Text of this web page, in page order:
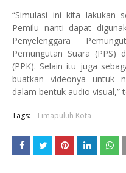
“Simulasi ini kita lakukan
Pemilu nanti dapat
Penyelenggara
Pemungutan Suara (PPS)
(PPK). Selain itu juga
buatkan videonya untuk
dalam bentuk audio visual,”
Tags: Limapuluh Kota